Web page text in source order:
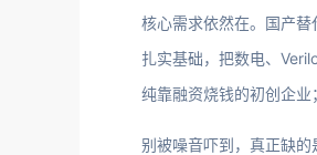
核心需求依然在。国产
扎实基础，把数电、
纯靠融资烧钱的初创企
别被噪音吓到，真正缺的